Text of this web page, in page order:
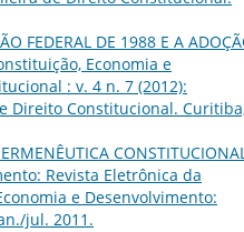
FEDERAL DE 1988 E A
Economia e
: v. 4 n. 7 (2012):
Direito Constitucional.
Revista Eletrônica da
e Desenvolvimento:
jul. 2011.